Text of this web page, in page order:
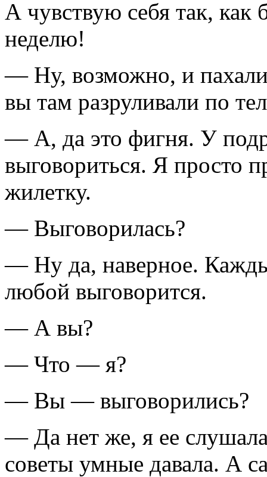
А чувствую себя так, как
неделю!
— Ну, возможно, и
вы там разруливали по
— А, да это фигня. У
выговориться. Я просто
жилетку.
— Выговорилась?
— Ну да, наверное.
любой выговорится.
— А вы?
— Что — я?
— Вы — выговорились?
— Да нет же, я ее
советы умные давала. А